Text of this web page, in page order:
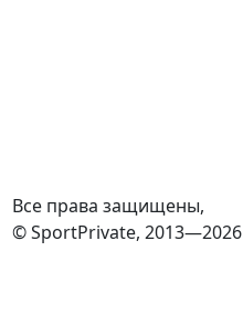
Все права защищены,
© SportPrivate, 2013—2026